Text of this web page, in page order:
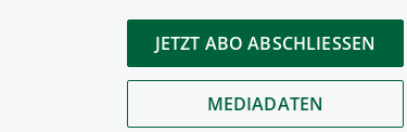
JETZT ABO ABSCHLIESSEN
MEDIADATEN